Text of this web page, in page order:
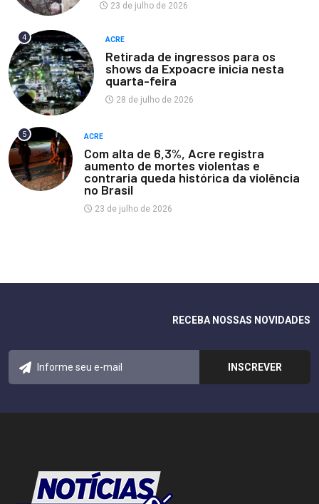
23 de julho de 2026
4 ACRE
Retirada de ingressos para os
shows da Expoacre inicia nesta
quarta-feira
28 de julho de 2026
5 ACRE
Com alta de 6,3%, Acre registra
aumento de mortes violentas e
contraria queda histórica da violência
no Brasil
23 de julho de 2026
RECEBA NOSSAS NOVIDADES